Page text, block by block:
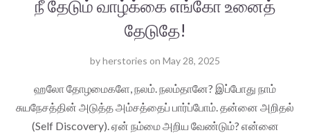
நீ தேடும் வாழ்க்கை எங்கோ உனைத்
தேடுதே!
byherstories on May 28, 2025
ஹலோ தோழமைகளே, நலம். நலம்தானே? இப்போது நாம்
சுயநேசத்தின் அடுத்த அம்சத்தைப் பார்ப்போம். தன்னை அறிதல்
(Self Discovery). ஏன் நம்மை அறிய வேண்டும்? என்னை